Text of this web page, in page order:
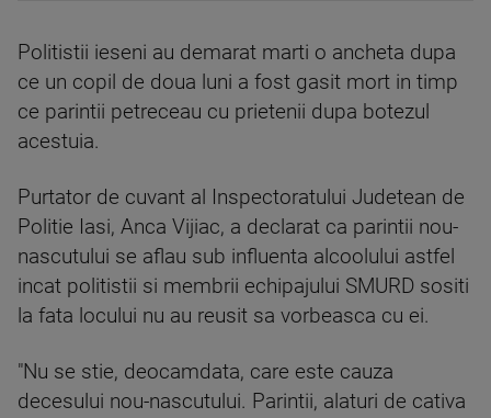
Politistii ieseni au demarat marti o ancheta dupa
ce un copil de doua luni a fost gasit mort in timp
ce parintii petreceau cu prietenii dupa botezul
acestuia.
Purtator de cuvant al Inspectoratului Judetean de
Politie Iasi, Anca Vijiac, a declarat ca parintii nou-
nascutului se aflau sub influenta alcoolului astfel
incat politistii si membrii echipajului SMURD sositi
la fata locului nu au reusit sa vorbeasca cu ei.
"Nu se stie, deocamdata, care este cauza
decesului nou-nascutului. Parintii, alaturi de cativa